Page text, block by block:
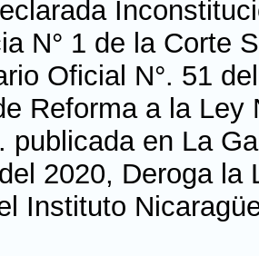
N° 1 de la Corte
Oficial N°. 51
Reforma a la Ley
publicada en La
2020, Deroga la
Instituto